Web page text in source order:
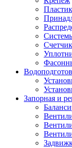
Запорная и